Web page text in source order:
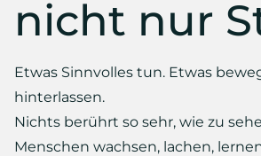
nicht nur
Etwas Sinnvolles tun. Etwas
hinterlassen.
Nichts berührt so sehr, wie zu
Menschen wachsen, lachen,